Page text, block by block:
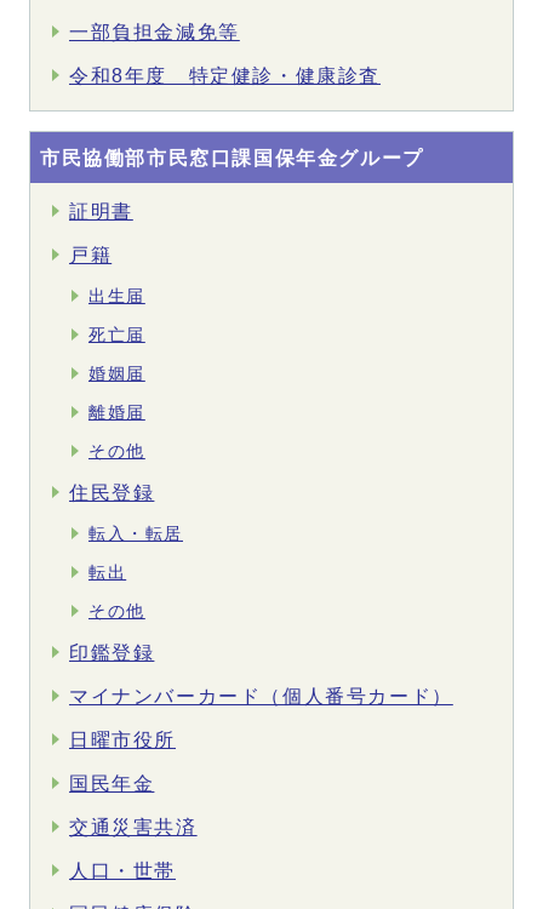
一部負担金減免等
令和8年度 特定健診・健康診査
市民協働部市民窓口課国保年金グループ
証明書
戸籍
出生届
死亡届
婚姻届
離婚届
その他
住民登録
転入・転居
転出
その他
印鑑登録
マイナンバーカード（個人番号カード）
日曜市役所
国民年金
交通災害共済
人口・世帯